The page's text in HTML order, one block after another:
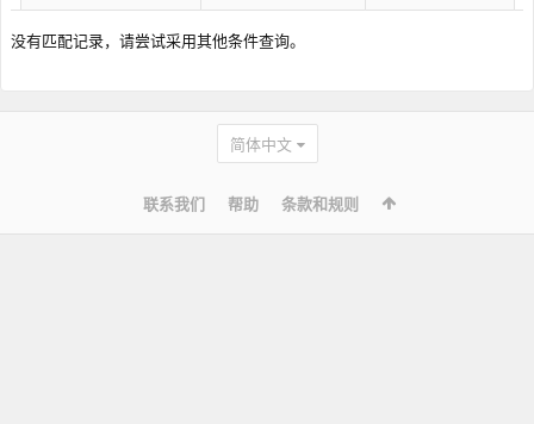
没有匹配记录，请尝试采用其他条件查询。
简体中文
联系我们 帮助 条款和规则